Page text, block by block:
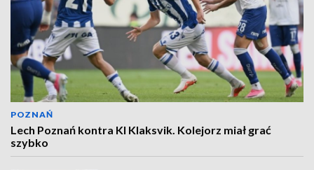
POZNAŃ
Lech Poznań kontra KI Klaksvik. Kolejorz miał grać
szybko